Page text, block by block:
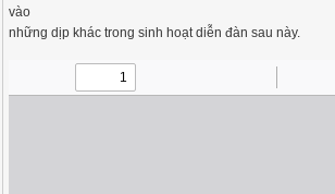
vào
những dịp khác trong sinh hoạt diễn đàn sau này.